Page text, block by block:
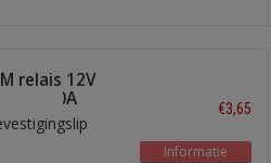
relais 12V
40A
€3,65
Informatie